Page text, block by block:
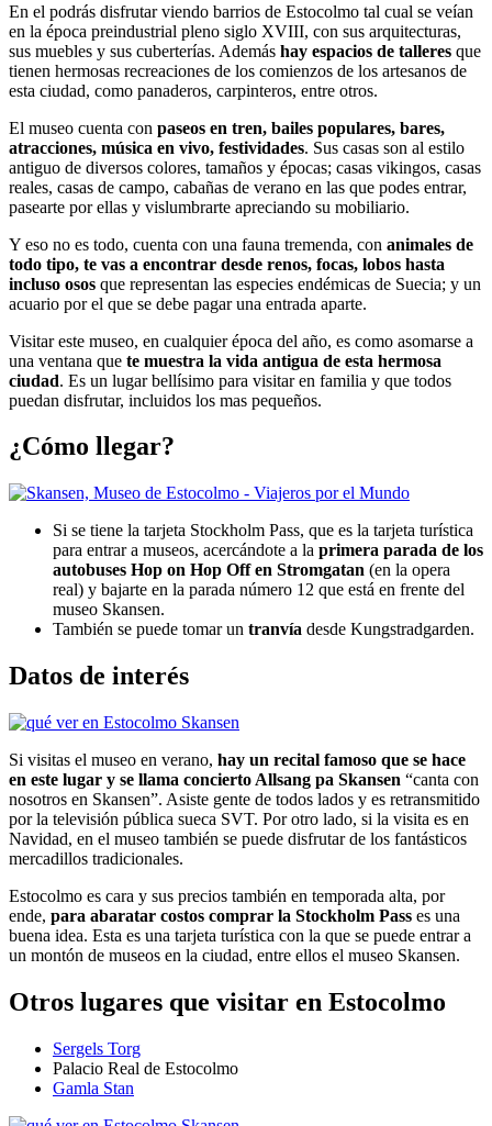
En el podrás disfrutar viendo barrios de Estocolmo tal cual se veían
en la época preindustrial pleno siglo XVIII, con sus arquitecturas,
sus muebles y sus cuberterías. Además hay espacios de talleres que
tienen hermosas recreaciones de los comienzos de los artesanos de
esta ciudad, como panaderos, carpinteros, entre otros.
El museo cuenta con paseos en tren, bailes populares, bares,
atracciones, música en vivo, festividades. Sus casas son al estilo
antiguo de diversos colores, tamaños y épocas; casas vikingos, casas
reales, casas de campo, cabañas de verano en las que podes entrar,
pasearte por ellas y vislumbrarte apreciando su mobiliario.
Y eso no es todo, cuenta con una fauna tremenda, con animales de
todo tipo, te vas a encontrar desde renos, focas, lobos hasta
incluso osos que representan las especies endémicas de Suecia; y un
acuario por el que se debe pagar una entrada aparte.
Visitar este museo, en cualquier época del año, es como asomarse a
una ventana que te muestra la vida antigua de esta hermosa
ciudad. Es un lugar bellísimo para visitar en familia y que todos
puedan disfrutar, incluidos los mas pequeños.
¿Cómo llegar?
Si se tiene la tarjeta Stockholm Pass, que es la tarjeta turística
para entrar a museos, acercándote a la primera parada de los
autobuses Hop on Hop Off en Stromgatan (en la opera
real) y bajarte en la parada número 12 que está en frente del
museo Skansen.
También se puede tomar un tranvía desde Kungstradgarden.
Datos de interés
Si visitas el museo en verano, hay un recital famoso que se hace
en este lugar y se llama concierto Allsang pa Skansen “canta con
nosotros en Skansen”. Asiste gente de todos lados y es retransmitido
por la televisión pública sueca SVT. Por otro lado, si la visita es en
Navidad, en el museo también se puede disfrutar de los fantásticos
mercadillos tradicionales.
Estocolmo es cara y sus precios también en temporada alta, por
ende, para abaratar costos comprar la Stockholm Pass es una
buena idea. Esta es una tarjeta turística con la que se puede entrar a
un montón de museos en la ciudad, entre ellos el museo Skansen.
Otros lugares que visitar en Estocolmo
Sergels Torg
Palacio Real de Estocolmo
Gamla Stan